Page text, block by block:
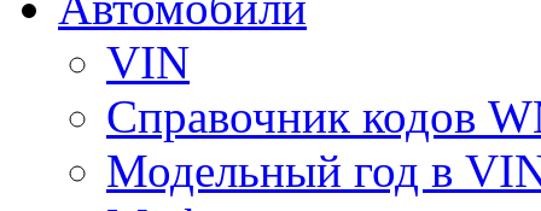
VIN
Справочник кодов
Модельный год в